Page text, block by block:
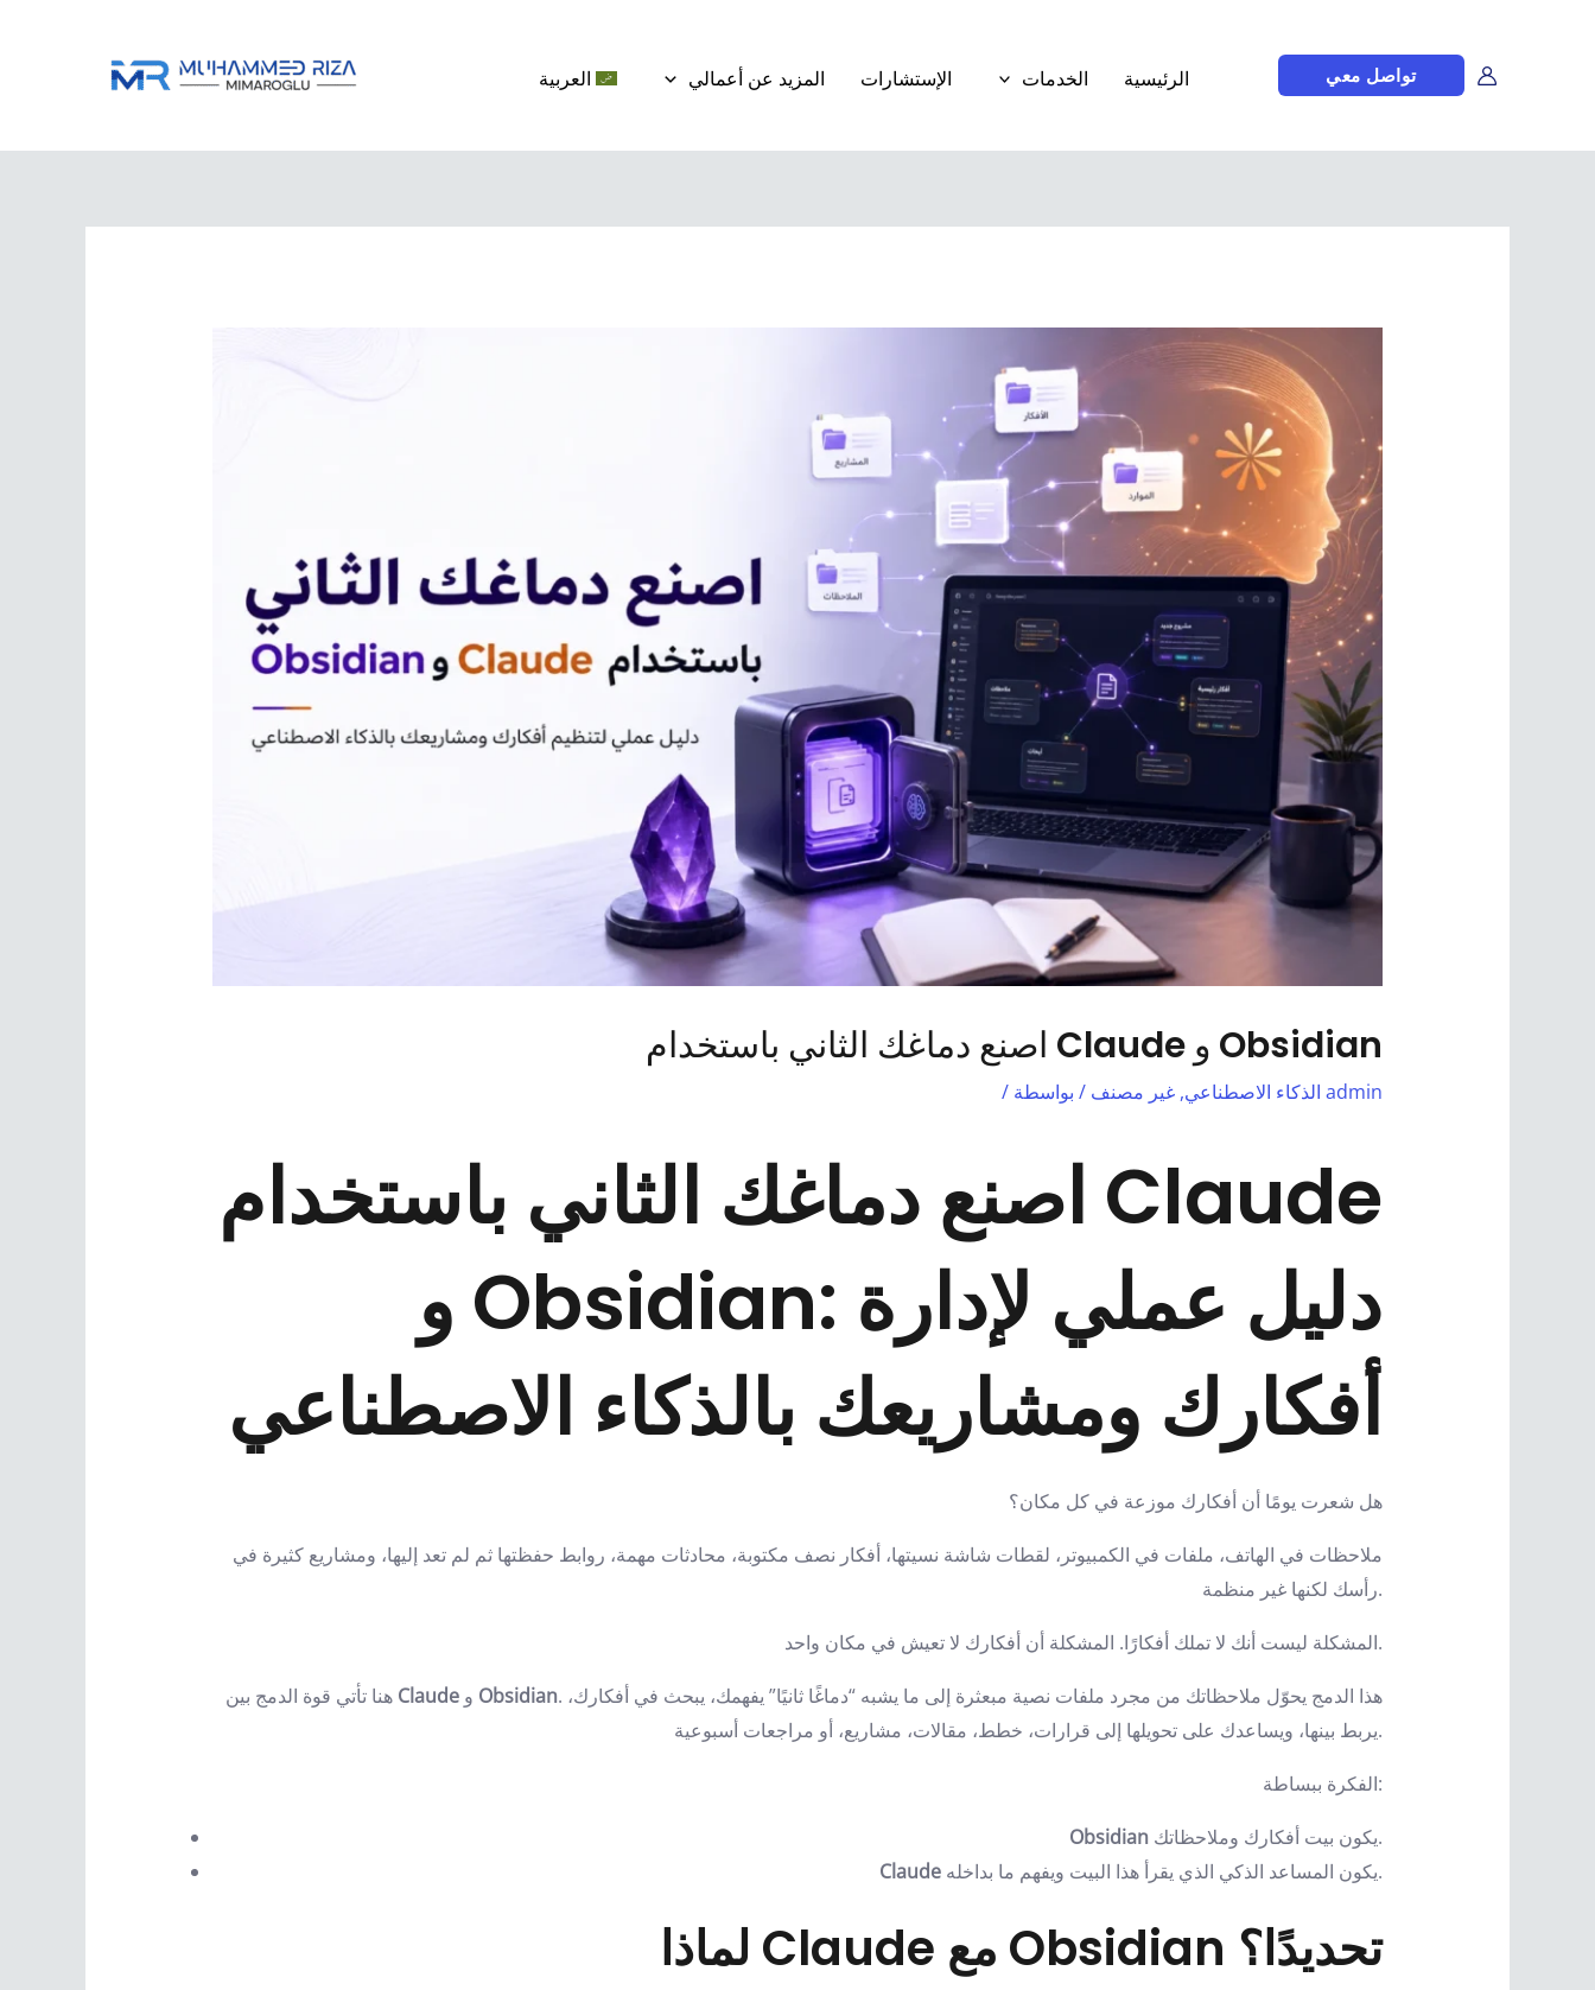
الرئيسية الخدمات الإستشارات المزيد عن أعمالي العربية تواصل معي
اصنع دماغك الثاني باستخدام Claude و Obsidian
/ الذكاء الاصطناعي, غير مصنف / بواسطة admin
اصنع دماغك الثاني باستخدام Claude
و Obsidian: دليل عملي لإدارة
أفكارك ومشاريعك بالذكاء الاصطناعي
هل شعرت يومًا أن أفكارك موزعة في كل مكان؟
ملاحظات في الهاتف، ملفات في الكمبيوتر، لقطات شاشة نسيتها، أفكار نصف مكتوبة، محادثات مهمة، روابط حفظتها ثم لم تعد إليها، ومشاريع كثيرة في
رأسك لكنها غير منظمة.
المشكلة ليست أنك لا تملك أفكارًا. المشكلة أن أفكارك لا تعيش في مكان واحد.
Claude Obsidian. هذا الدمج يحوّل ملاحظاتك من مجرد ملفات نصية مبعثرة إلى ما يشبه “دماغًا ثانيًا” يفهمك، يبحث في أفكارك،
يربط بينها، ويساعدك على تحويلها إلى قرارات، خطط، مقالات، مشاريع، أو مراجعات أسبوعية.
الفكرة ببساطة:
Obsidian
يكون بيت أفكارك وملاحظاتك.
Claude
يكون المساعد الذكي الذي يقرأ هذا البيت ويفهم ما بداخله.
لماذا Claude مع Obsidian تحديدًا؟